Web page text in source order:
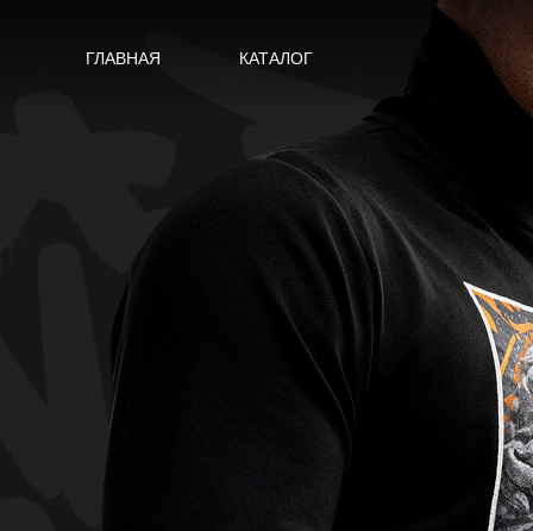
КАТАЛОГ
ГЛАВНАЯ